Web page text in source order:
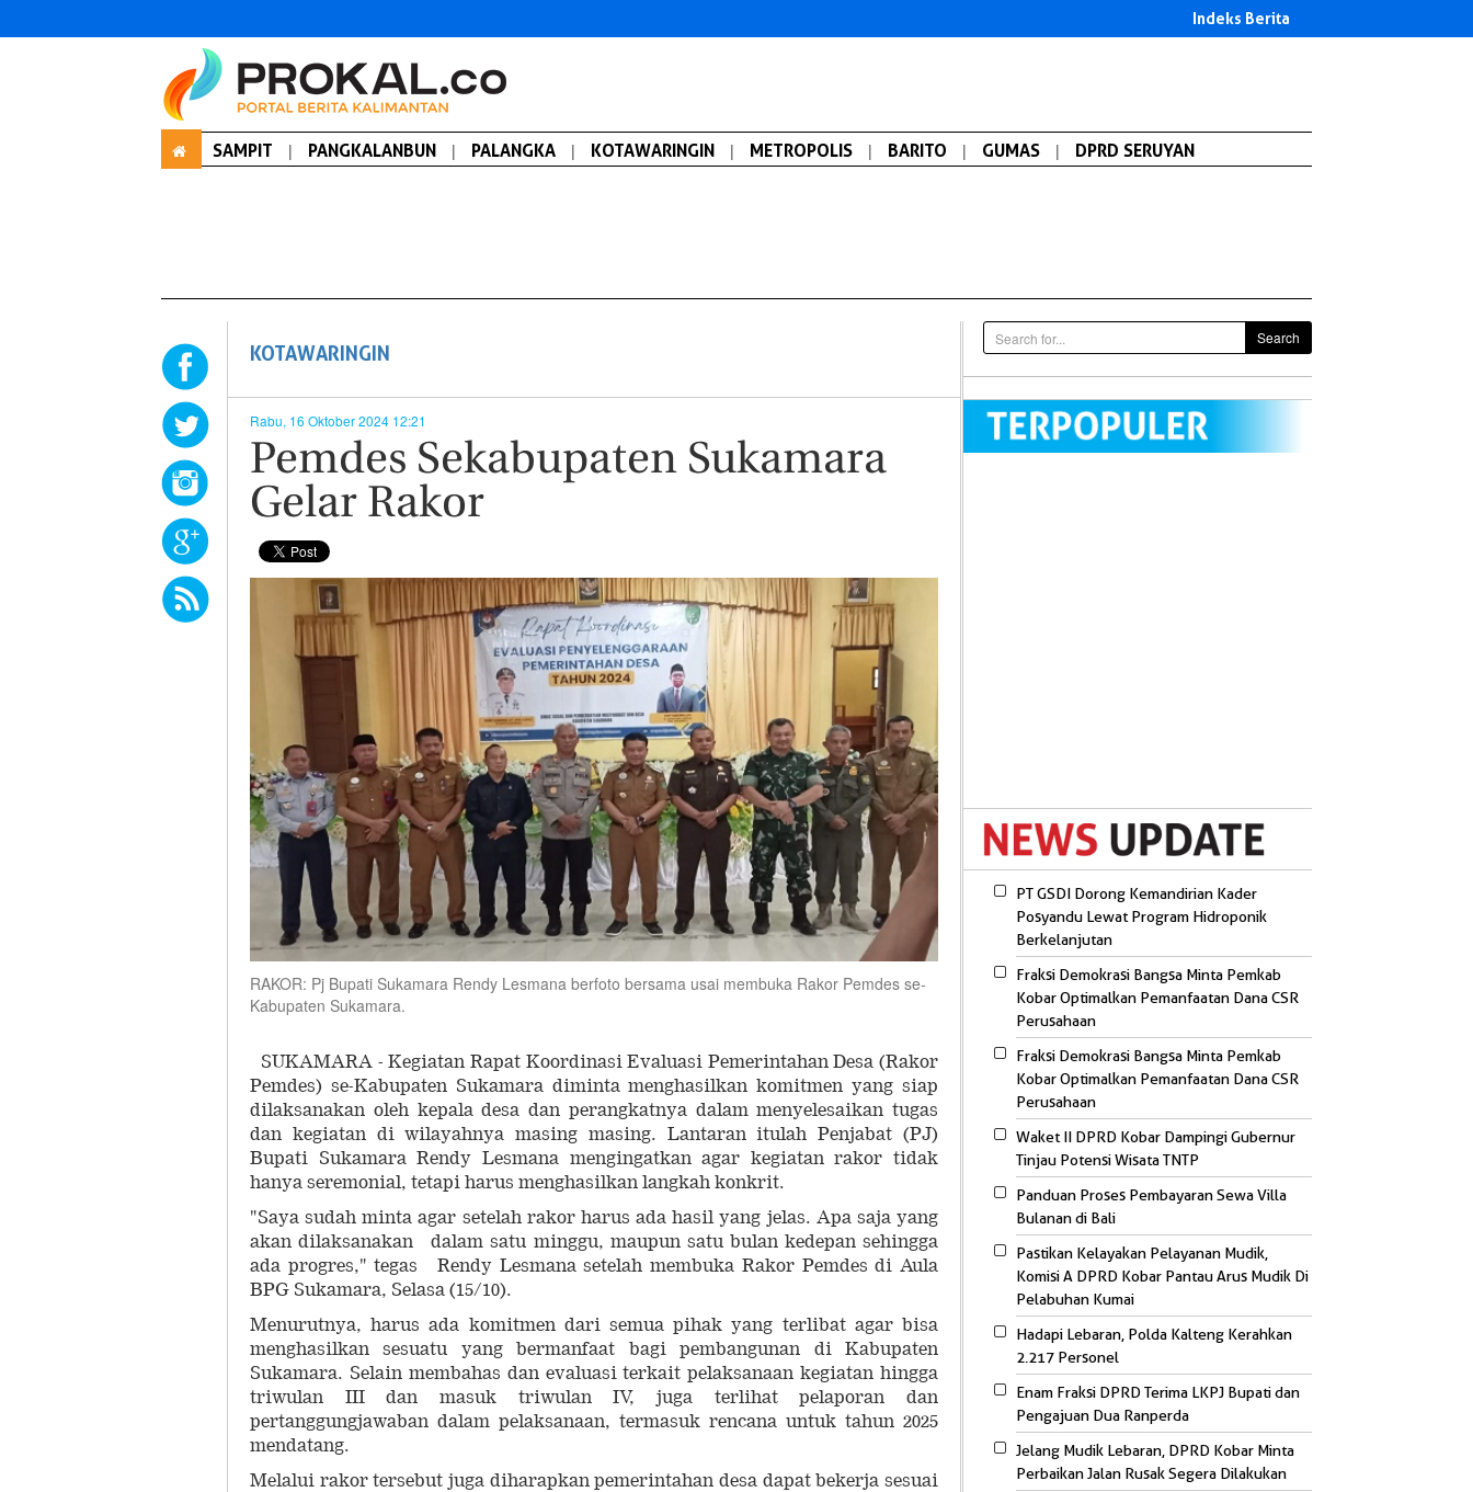
Indeks Berita
SAMPIT | PANGKALANBUN | PALANGKA | KOTAWARINGIN | METROPOLIS | BARITO | GUMAS | DPRD SERUYAN
KOTAWARINGIN
Rabu, 16 Oktober 2024 12:21
Pemdes Sekabupaten Sukamara
Gelar Rakor
RAKOR: Pj Bupati Sukamara Rendy Lesmana berfoto bersama usai membuka Rakor Pemdes se-
Kabupaten Sukamara.
SUKAMARA - Kegiatan Rapat Koordinasi Evaluasi Pemerintahan Desa (Rakor
Pemdes) se-Kabupaten Sukamara diminta menghasilkan komitmen yang siap
dilaksanakan oleh kepala desa dan perangkatnya dalam menyelesaikan tugas
dan kegiatan di wilayahnya masing masing. Lantaran itulah Penjabat (PJ)
Bupati Sukamara Rendy Lesmana mengingatkan agar kegiatan rakor tidak
hanya seremonial, tetapi harus menghasilkan langkah konkrit.
"Saya sudah minta agar setelah rakor harus ada hasil yang jelas. Apa saja yang
akan dilaksanakan dalam satu minggu, maupun satu bulan kedepan sehingga
ada progres," tegas Rendy Lesmana setelah membuka Rakor Pemdes di Aula
BPG Sukamara, Selasa (15/10).
Menurutnya, harus ada komitmen dari semua pihak yang terlibat agar bisa
menghasilkan sesuatu yang bermanfaat bagi pembangunan di Kabupaten
Sukamara. Selain membahas dan evaluasi terkait pelaksanaan kegiatan hingga
triwulan III dan masuk triwulan IV, juga terlihat pelaporan dan
pertanggungjawaban dalam pelaksanaan, termasuk rencana untuk tahun 2025
mendatang.
Melalui rakor tersebut juga diharapkan pemerintahan desa dapat bekerja sesuai
Search
PT GSDI Dorong Kemandirian Kader
Posyandu Lewat Program Hidroponik
Berkelanjutan
Fraksi Demokrasi Bangsa Minta Pemkab
Kobar Optimalkan Pemanfaatan Dana CSR
Perusahaan
Fraksi Demokrasi Bangsa Minta Pemkab
Kobar Optimalkan Pemanfaatan Dana CSR
Perusahaan
Waket II DPRD Kobar Dampingi Gubernur
Tinjau Potensi Wisata TNTP
Panduan Proses Pembayaran Sewa Villa
Bulanan di Bali
Pastikan Kelayakan Pelayanan Mudik,
Komisi A DPRD Kobar Pantau Arus Mudik Di
Pelabuhan Kumai
Hadapi Lebaran, Polda Kalteng Kerahkan
2.217 Personel
Enam Fraksi DPRD Terima LKPJ Bupati dan
Pengajuan Dua Ranperda
Jelang Mudik Lebaran, DPRD Kobar Minta
Perbaikan Jalan Rusak Segera Dilakukan